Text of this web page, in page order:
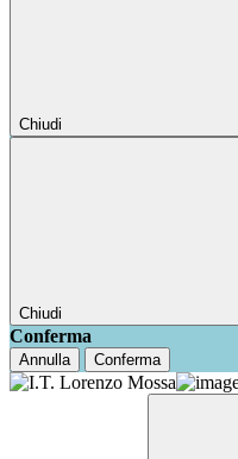
Chiudi
Chiudi
Conferma
Annulla Conferma